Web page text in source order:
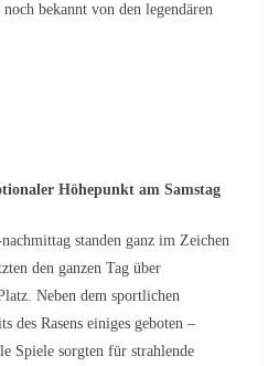
bekannt von den legendären
Höhepunkt am Samstag
standen ganz im Zeichen
den ganzen Tag über
Neben dem sportlichen
des Rasens einiges geboten –
Spiele sorgten für strahlende